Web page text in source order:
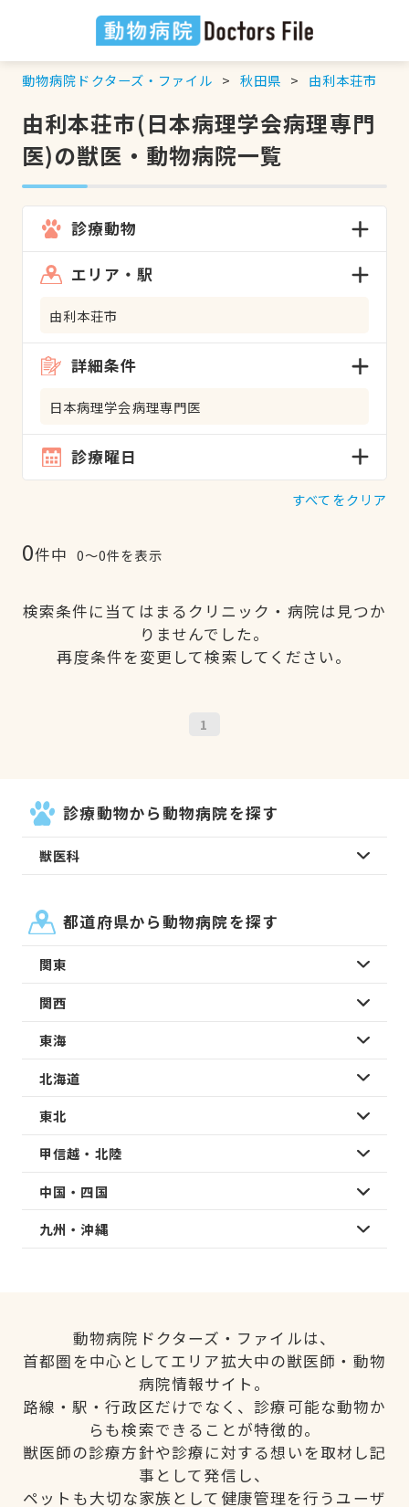
動物病院ドクターズ・ファイル 秋田県 由利本荘市
由利本荘市(日本病理学会病理専門
医)の獣医・動物病院一覧
診療動物
エリア・駅
由利本荘市
詳細条件
日本病理学会病理専門医
診療曜日
すべてをクリア
0件中 0〜0件を表示
検索条件に当てはまるクリニック・病院は見つか
りませんでした。
再度条件を変更して検索してください。
1
診療動物から動物病院を探す
獣医科
都道府県から動物病院を探す
関東
関西
東海
北海道
東北
甲信越・北陸
中国・四国
九州・沖縄
動物病院ドクターズ・ファイルは、
首都圏を中心としてエリア拡大中の獣医師・動物
病院情報サイト。
路線・駅・行政区だけでなく、診療可能な動物か
らも検索できることが特徴的。
獣医師の診療方針や診療に対する想いを取材し記
事として発信し、
ペットも大切な家族として健康管理を行うユーザ